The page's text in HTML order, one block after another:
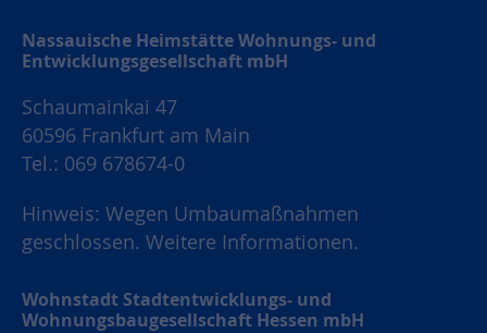
Nassauische Heimstätte Wohnungs- und
Entwicklungsgesellschaft mbH
Schaumainkai 47
60596 Frankfurt am Main
Tel.: 069 678674-0
Hinweis: Wegen Umbaumaßnahmen
geschlossen. Weitere Informationen.
Wohnstadt Stadtentwicklungs- und
Wohnungsbaugesellschaft Hessen mbH